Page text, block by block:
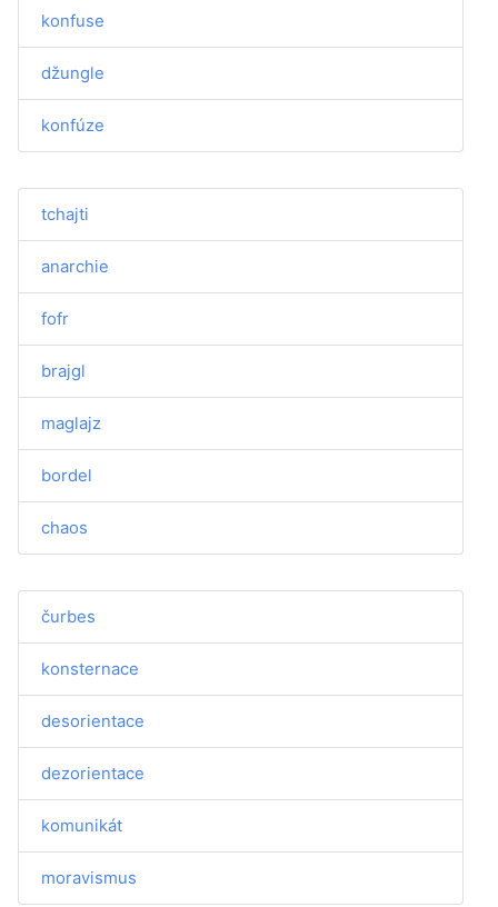
konfuse
džungle
konfúze
tchajti
anarchie
fofr
brajgl
maglajz
bordel
chaos
čurbes
konsternace
desorientace
dezorientace
komunikát
moravismus